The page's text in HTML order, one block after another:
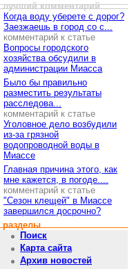
лучший комментарий
Когда воду уберете с дорог?
Заезжаешь в город со с...
комментарий к статье
Вопросы городского
хозяйства обсудили в
администрации Миасса
Было бы правильно
разместить результаты
расследова...
комментарий к статье
Уголовное дело возбудили
из-за грязной
водопроводной воды в
Миассе
Главная причина этого, как
мне кажется, в погоде....
комментарий к статье
"Сезон клещей" в Миассе
завершился досрочно?
разделы
Поиск
Карта сайта
Архив новостей